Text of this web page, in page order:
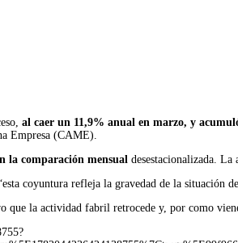
al caer un 11,9% anual en marzo, y
Empresa (CAME).
la comparación mensual desestacionalizada.
coyuntura refleja la gravedad de la situación
que la actividad fabril retrocede y, por como